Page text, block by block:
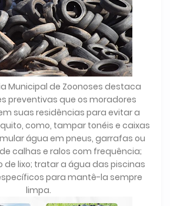
Municipal de Zoonoses destaca
preventivas que os moradores
suas residências para evitar a
como, tampar tonéis e caixas
água em pneus, garrafas ou
calhas e ralos com frequência;
lixo; tratar a água das piscinas
para mantê-la sempre
limpa.